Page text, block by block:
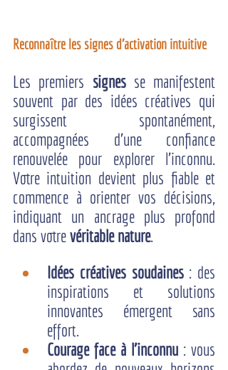
Reconnaître les signes d'activation intuitive
Les premiers signes se manifestent
souvent par des idées créatives qui
surgissent spontanément,
accompagnées d’une confiance
renouvelée pour explorer l’inconnu.
Votre intuition devient plus fiable et
commence à orienter vos décisions,
indiquant un ancrage plus profond
dans votre véritable nature.
Idées créatives soudaines : des
inspirations et solutions
innovantes émergent sans
effort.
Courage face à l'inconnu : vous